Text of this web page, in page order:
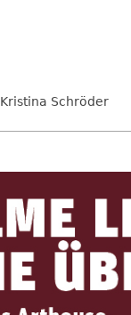
Kristina Schröder